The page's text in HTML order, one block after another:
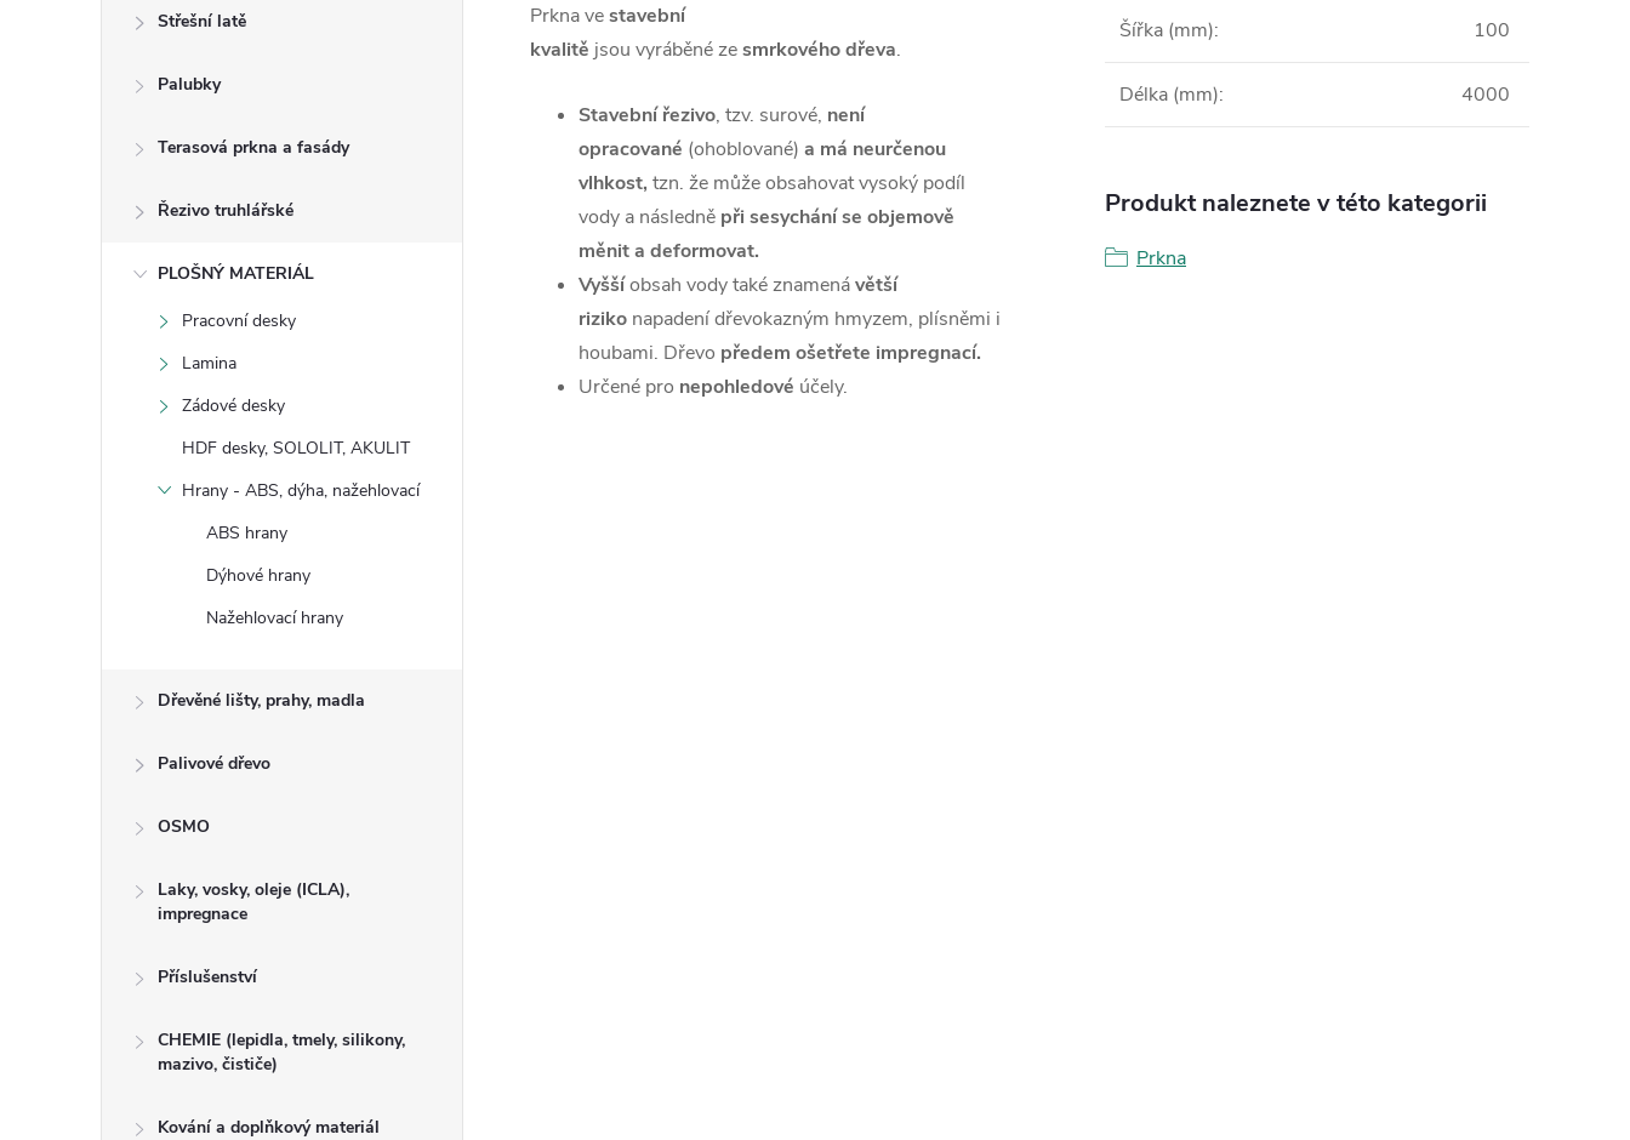
Střešní latě
Palubky
Terasová prkna a fasády
Řezivo truhlářské
PLOŠNÝ MATERIÁL
Pracovní desky
Lamina
Zádové desky
HDF desky, SOLOLIT, AKULIT
Hrany - ABS, dýha, nažehlovací
ABS hrany
Dýhové hrany
Nažehlovací hrany
Dřevěné lišty, prahy, madla
Palivové dřevo
OSMO
Laky, vosky, oleje (ICLA),
impregnace
Příslušenství
CHEMIE (lepidla, tmely, silikony,
mazivo, čističe)
Kování a doplňkový materiál
Prkna vestavební
kvalitě jsou vyráběné zesmrkovéhodřeva.
Stavební řezivo, tzv. surové, není
opracované (ohoblované) a má neurčenou
vlhkost, tzn. že může obsahovat vysoký podíl
vody a následně při sesychání se objemově
měnit a deformovat.
Vyššíobsah vody také znamenávětší
riziko napadení dřevokazným hmyzem, plísněmi i
houbami. Dřevo předem ošetřete impregnací.
Určené pro nepohledové účely.
Šířka (mm): 100
Délka (mm): 4000
Produkt naleznete v této kategorii
Prkna